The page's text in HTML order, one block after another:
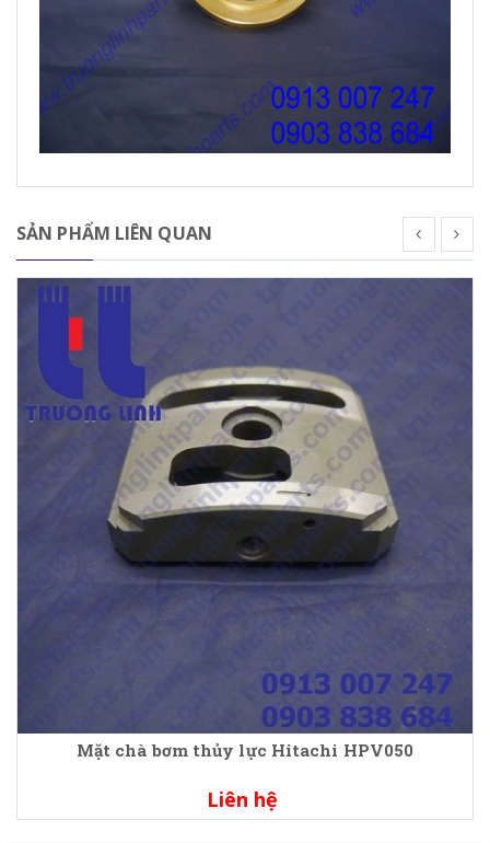
SẢN PHẨM LIÊN QUAN
Mặt chà bơm thủy lực Hitachi HPV050
Liên hệ